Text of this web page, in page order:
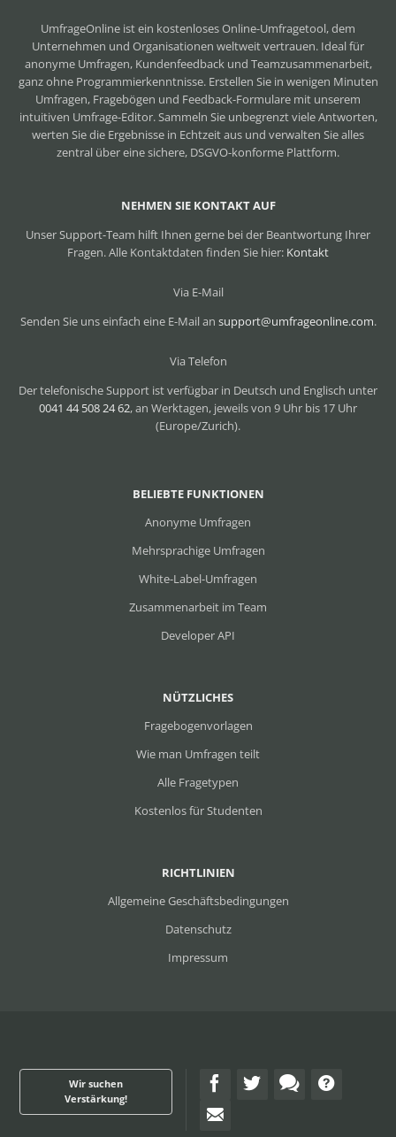
UmfrageOnline ist ein kostenloses Online-Umfragetool, dem
Unternehmen und Organisationen weltweit vertrauen. Ideal für
anonyme Umfragen, Kundenfeedback und Teamzusammenarbeit,
ganz ohne Programmierkenntnisse. Erstellen Sie in wenigen Minuten
Umfragen, Fragebögen und Feedback-Formulare mit unserem
intuitiven Umfrage-Editor. Sammeln Sie unbegrenzt viele Antworten,
werten Sie die Ergebnisse in Echtzeit aus und verwalten Sie alles
zentral über eine sichere, DSGVO-konforme Plattform.
RICHTLINIEN
Allgemeine Geschäftsbedingungen
Datenschutz
Impressum
NÜTZLICHES
Fragebogenvorlagen
Wie man Umfragen teilt
Alle Fragetypen
Kostenlos für Studenten
BELIEBTE FUNKTIONEN
Anonyme Umfragen
Mehrsprachige Umfragen
White-Label-Umfragen
Zusammenarbeit im Team
Developer API
NEHMEN SIE KONTAKT AUF
Unser Support-Team hilft Ihnen gerne bei der Beantwortung Ihrer
Fragen. Alle Kontaktdaten finden Sie hier: Kontakt
Via E-Mail
Senden Sie uns einfach eine E-Mail an support@umfrageonline.com.
Via Telefon
Der telefonische Support ist verfügbar in Deutsch und Englisch unter
0041 44 508 24 62, an Werktagen, jeweils von 9 Uhr bis 17 Uhr
(Europe/Zurich).
Wir suchen
Verstärkung!